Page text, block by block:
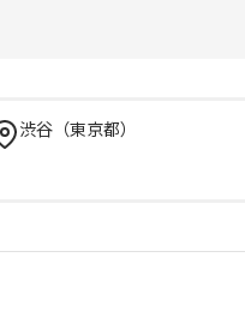
渋谷（東京都）